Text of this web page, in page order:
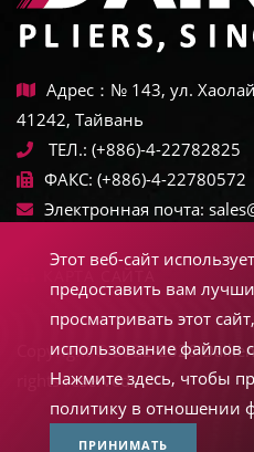
Адрес：№ 143, ул.
41242, Тайвань
ТЕЛ.: (+886)-4-22782825
ФАКС: (+886)-4-22780572
Электронная почта:
Copyright © 2022-2026
rights reserved.
Этот веб-сайт
предоставить вам
просматривать этот
использование файлов
Нажмите здесь, чтобы
политику в отношении
ПРИНИМАТЬ